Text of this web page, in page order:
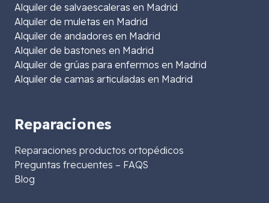
Alquiler de salvaescaleras en Madrid
Alquiler de muletas en Madrid
Alquiler de andadores en Madrid
Alquiler de bastones en Madrid
Alquiler de grúas para enfermos en Madrid
Alquiler de camas articuladas en Madrid
Reparaciones
Reparaciones productos ortopédicos
Preguntas frecuentes – FAQS
Blog